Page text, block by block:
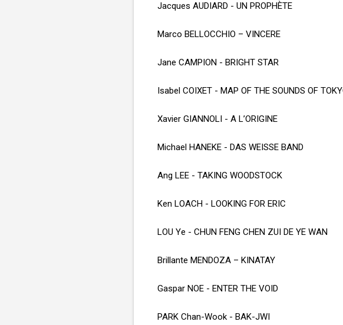
Jacques AUDIARD - UN PROPHÈTE
Marco BELLOCCHIO – VINCERE
Jane CAMPION - BRIGHT STAR
Isabel COIXET - MAP OF THE SOUNDS OF
Xavier GIANNOLI - A L’ORIGINE
Michael HANEKE - DAS WEISSE BAND
Ang LEE - TAKING WOODSTOCK
Ken LOACH - LOOKING FOR ERIC
LOU Ye - CHUN FENG CHEN ZUI DE YE WAN
Brillante MENDOZA – KINATAY
Gaspar NOE - ENTER THE VOID
PARK Chan-Wook - BAK-JWI